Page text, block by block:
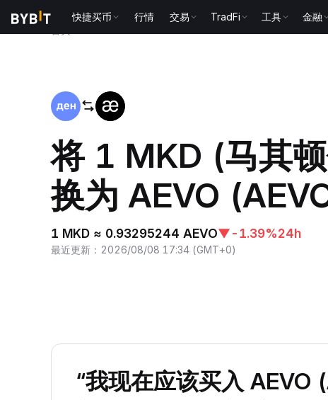
快捷买币 行情 交易 TradFi 工具 金融
将 1 MKD (马其
换为 AEVO
1 MKD ≈ 0.93295244 AEVO▼-1.39%24h
最近更新 ： 2026/08/08 17:34 (GMT+0)
“我现在应该买入 AEVO